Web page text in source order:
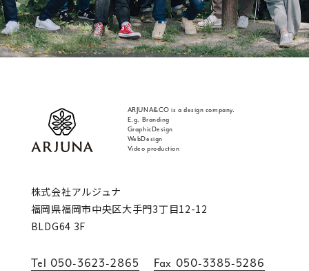
福岡 ブランディング・ブランディングデザイ
ARJUNA&CO is a design company.
E.g. Branding
GraphicDesign
WebDesign
Video production
株式会社アルジュナ
福岡県福岡市中央区大手門3丁目12-12
BLDG64 3F
Tel 050-3623-2865 Fax 050-3385-5286